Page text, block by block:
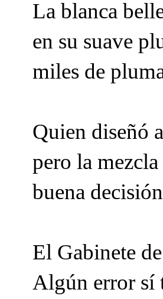
La blanca
en su suave
miles de
Quien diseñó
pero la
buena
El Gabinete
Algún error sí